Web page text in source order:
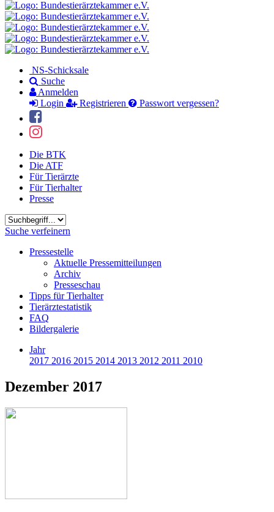
NS-Schicksale
Suche
Anmelden
Login
Registrieren Passwort vergessen?
Die BTK
Die ATF
Für Tierärzte
Für Tierhalter
Presse
Suchbegriff
Suche verfeinern
Pressestelle
Aktuelle Pressemitteilungen
Archiv
Presseschau
Tipps für Tierhalter
Tierärztestatistik
FAQ
Bildergalerie
Jahr
2017 2016 2015 2014 2013 2012 2011 2010
Dezember 2017